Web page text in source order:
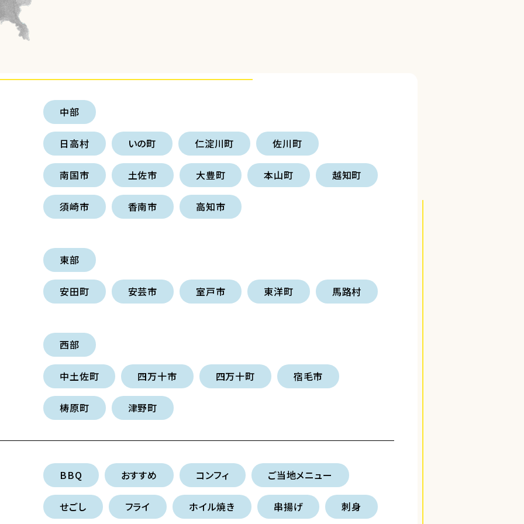
中部
日高村 いの町 仁淀川町 佐川町
南国市 土佐市 大豊町 本山町 越知町
須崎市 香南市 高知市
東部
安田町 安芸市 室戸市 東洋町 馬路村
西部
中土佐町 四万十市 四万十町 宿毛市
梼原町 津野町
BBQ おすすめ コンフィ ご当地メニュー
せごし フライ ホイル焼き 串揚げ 刺身